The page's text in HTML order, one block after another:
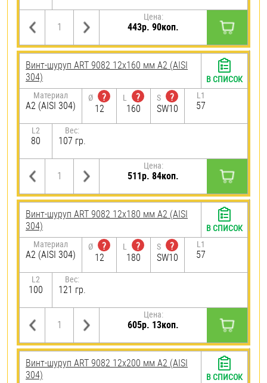
Цена:
443р. 90коп.
Винт-шуруп ART 9082 12х160 мм А2 (AISI
304)
Материал
А2 (AISI 304)
Ø
?
12
L
?
160
S
?
SW10
L1
57
L2
80
Вес:
107 гр.
Цена:
511р. 84коп.
В СПИСОК
Винт-шуруп ART 9082 12х180 мм А2 (AISI
304)
Материал
А2 (AISI 304)
Ø
?
12
L
?
180
S
?
SW10
L1
57
L2
100
Вес:
121 гр.
Цена:
605р. 13коп.
В СПИСОК
Винт-шуруп ART 9082 12х200 мм А2 (AISI
304)
В СПИСОК